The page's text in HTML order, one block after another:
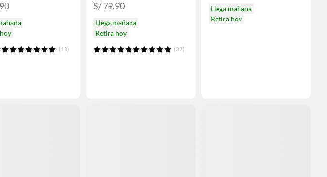
(18)
S/ 79.90
Llega mañana
Retira hoy
(37)
Llega mañana
Retira hoy